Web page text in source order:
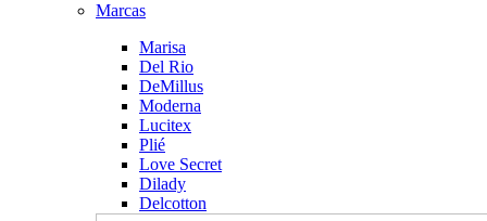
Marcas
Marisa
Del Rio
DeMillus
Moderna
Lucitex
Plié
Love Secret
Dilady
Delcotton